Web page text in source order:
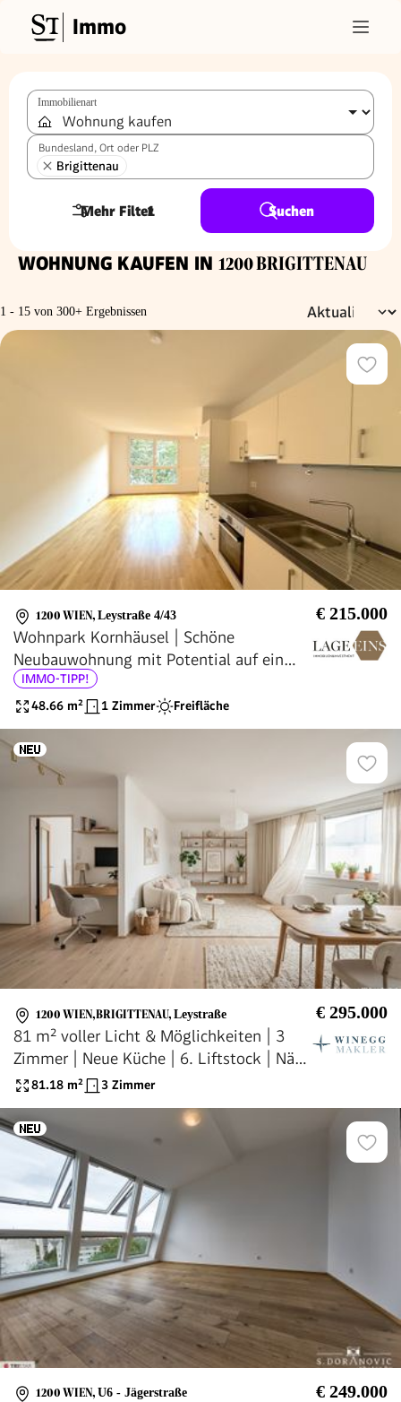
Immo
Immobilienart
Bundesland, Ort oder PLZ
Brigittenau
Mehr Filter
1 Suchen
WOHNUNG KAUFEN IN 1200 BRIGITTENAU
1 - 15 von 300+ Ergebnissen
1200 WIEN, Leystraße 4/43 € 215.000
Wohnpark Kornhäusel | Schöne
Neubauwohnung mit Potential auf ein
zweites Zimmer
IMMO-TIPP!
48.66 m² 1 Zimmer Freifläche
1200 WIEN,BRIGITTENAU, Leystraße € 295.000
81 m² voller Licht & Möglichkeiten | 3
Zimmer | Neue Küche | 6. Liftstock | Nähe
Donau
81.18 m² 3 Zimmer
1200 WIEN, U6 - Jägerstraße € 249.000